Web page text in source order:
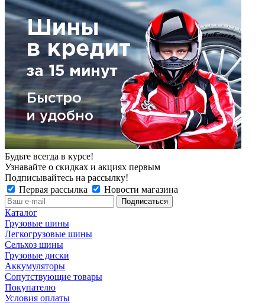
Будьте всегда в курсе!
Узнавайте о скидках и акциях первым
Подписывайтесь на рассылку!
Первая рассылка
Новости магазина
Каталог
Грузовые шины
Легкогрузовые шины
Сельхоз шины
Грузовые диски
Аккумуляторы
Сопутствующие товары
Покупателю
Условия оплаты